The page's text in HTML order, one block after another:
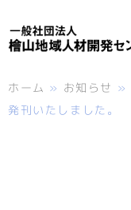
ホーム » お知らせ »
発刊いたしました。